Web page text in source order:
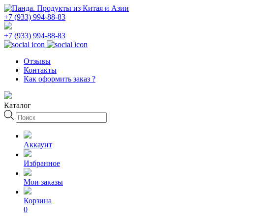
+7 (933) 994-88-83
+7 (933) 994-88-83
Отзывы
Контакты
Как оформить заказ ?
Каталог
Поиск
товаров
Аккаунт
Избранное
Мои заказы
Корзина
0